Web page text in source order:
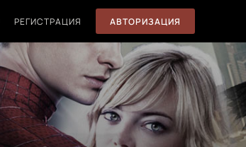
РЕГИСТРАЦИЯ АВТОРИЗАЦИЯ